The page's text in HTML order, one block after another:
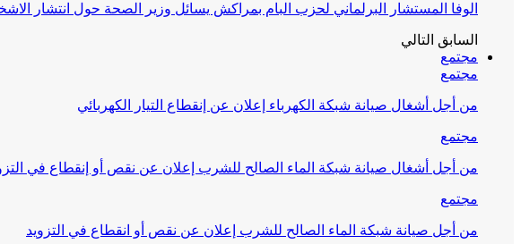
الوفا المستشار البرلماني لحزب البام بمراكش يسائل وزير الصحة حول انتشار
السابق التالي
مجتمع
مجتمع
من أجل أشغال صيانة شبكة الكهرباء إعلان عن إنقطاع التيار الكهربائي
مجتمع
من أجل أشغال صيانة شبكة الماء الصالح للشرب إعلان عن نقص أو إنقطاع في
مجتمع
من أجل صيانة شبكة الماء الصالح للشرب إعلان عن نقص أو انقطاع في التزويد